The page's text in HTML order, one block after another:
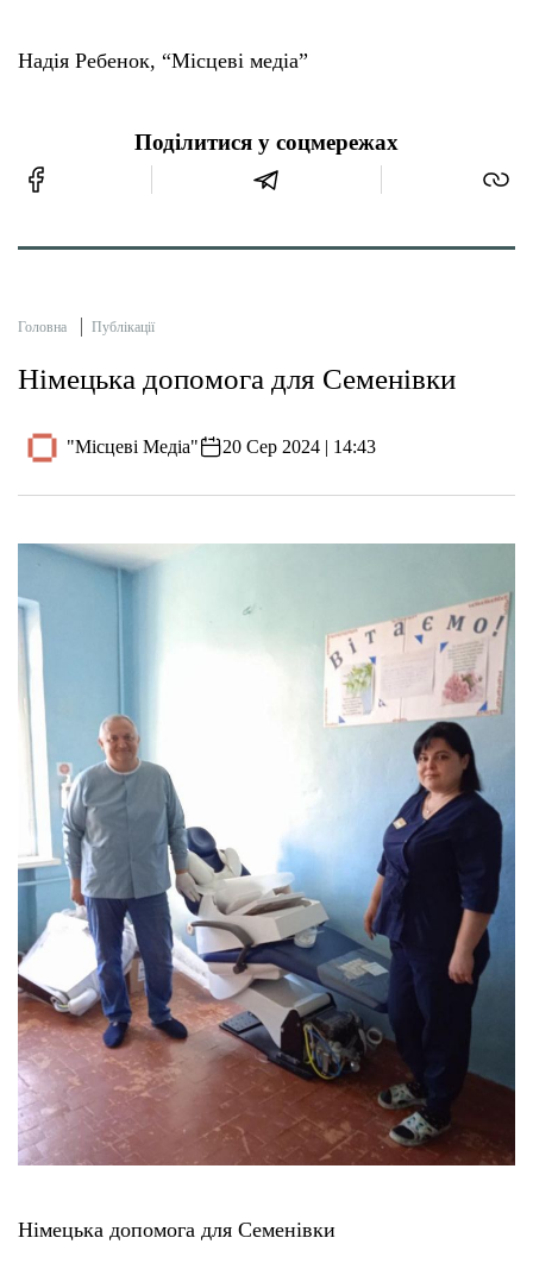
Надія Ребенок, “Місцеві медіа”
Поділитися у соцмережах
Головна Публікації
Німецька допомога для Семенівки
"Місцеві Медіа" 20 Сер 2024 | 14:43
Німецька допомога для Семенівки